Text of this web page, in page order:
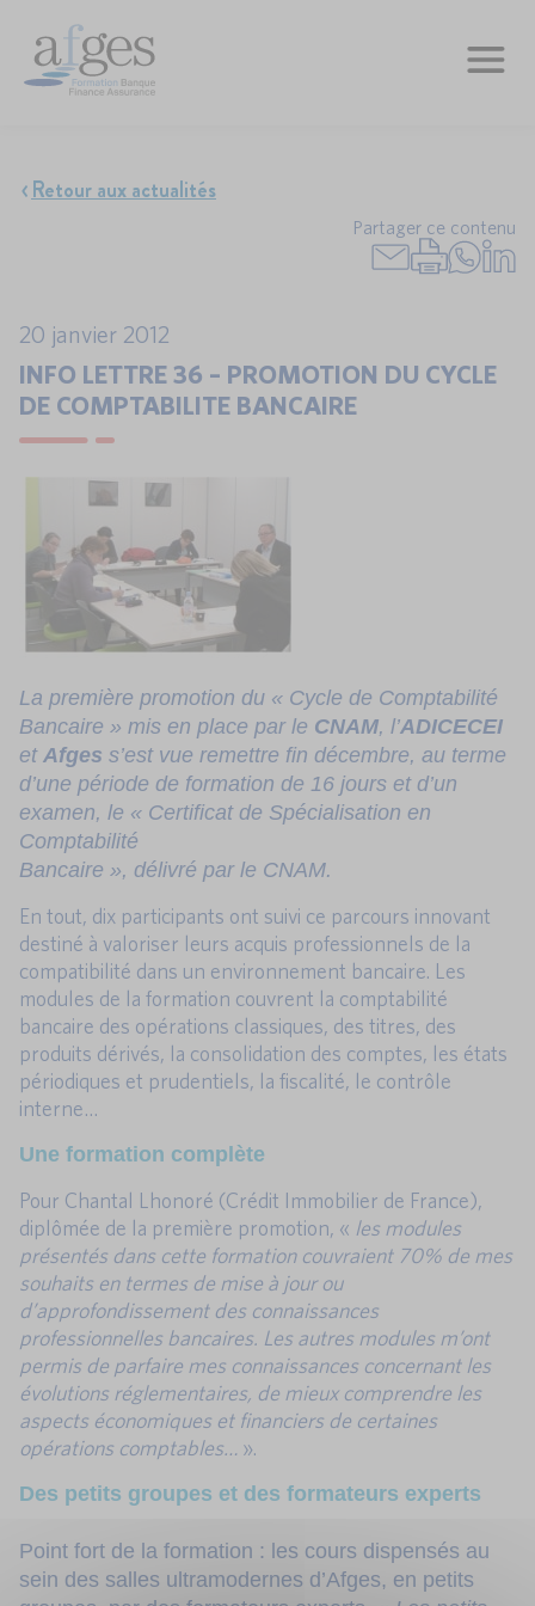
Retour aux actualités
Partager ce contenu
20 janvier 2012
INFO LETTRE 36 – PROMOTION DU CYCLE
DE COMPTABILITE BANCAIRE
La première promotion du « Cycle de Comptabilité
Bancaire » mis en place par le CNAM, l’ADICECEI
et Afges s’est vue remettre fin décembre, au terme
d’une période de formation de 16 jours et d’un
examen, le « Certificat de Spécialisation en
Comptabilité
Bancaire », délivré par le CNAM.
En tout, dix participants ont suivi ce parcours innovant
destiné à valoriser leurs acquis professionnels de la
compatibilité dans un environnement bancaire. Les
modules de la formation couvrent la comptabilité
bancaire des opérations classiques, des titres, des
produits dérivés, la consolidation des comptes, les états
périodiques et prudentiels, la fiscalité, le contrôle
interne…
Une formation complète
Pour Chantal Lhonoré (Crédit Immobilier de France),
diplômée de la première promotion, « les modules
présentés dans cette formation couvraient 70% de mes
souhaits en termes de mise à jour ou
d’approfondissement des connaissances
professionnelles bancaires. Les autres modules m’ont
permis de parfaire mes connaissances concernant les
évolutions réglementaires, de mieux comprendre les
aspects économiques et financiers de certaines
opérations comptables… ».
Des petits groupes et des formateurs experts
Point fort de la formation : les cours dispensés au
sein des salles ultramodernes d’Afges, en petits